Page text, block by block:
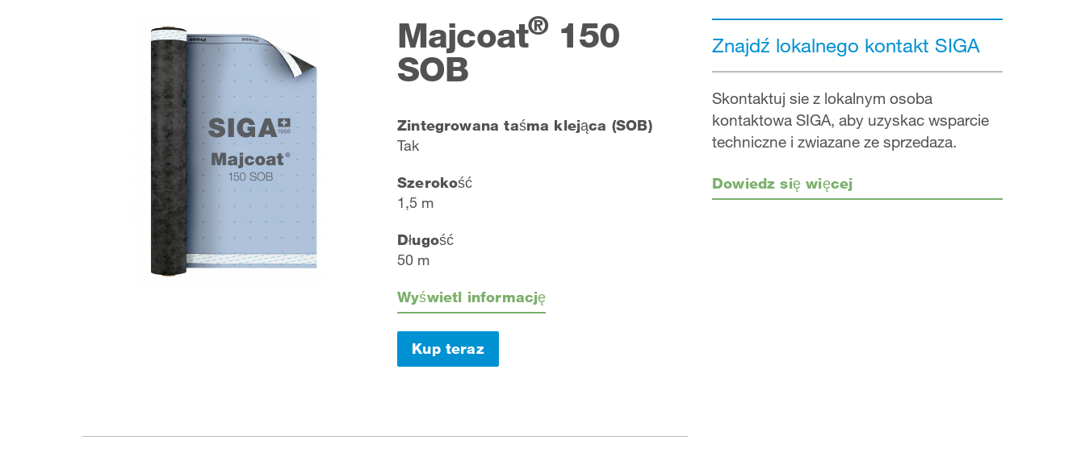
Majcoat® 150
SOB
Zintegrowana taśma klejąca (SOB)
Tak
Szerokość
1,5 m
Długość
50 m
Wyświetl informację
Kup teraz
Znajdź lokalnego kontakt SIGA
Skontaktuj sie z lokalnym osoba
kontaktowa SIGA, aby uzyskac wsparcie
techniczne i zwiazane ze sprzedaza.
Dowiedz się więcej